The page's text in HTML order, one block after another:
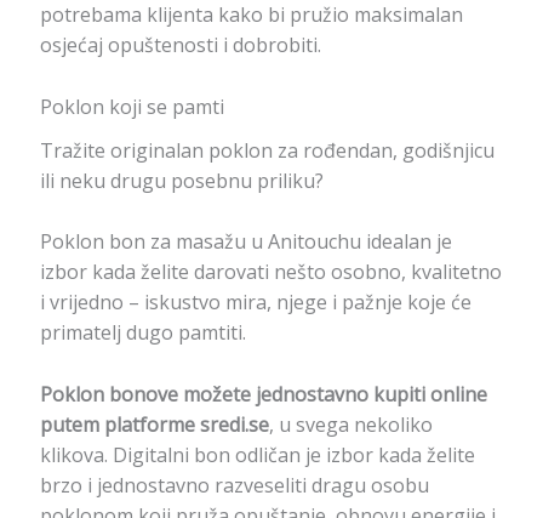
potrebama klijenta kako bi pružio maksimalan
osjećaj opuštenosti i dobrobiti.
Poklon koji se pamti
Tražite originalan poklon za rođendan, godišnjicu
ili neku drugu posebnu priliku?
Poklon bon za masažu u Anitouchu idealan je
izbor kada želite darovati nešto osobno, kvalitetno
i vrijedno – iskustvo mira, njege i pažnje koje će
primatelj dugo pamtiti.
Poklon bonove možete jednostavno kupiti online
putem platforme sredi.se, u svega nekoliko
klikova. Digitalni bon odličan je izbor kada želite
brzo i jednostavno razveseliti dragu osobu